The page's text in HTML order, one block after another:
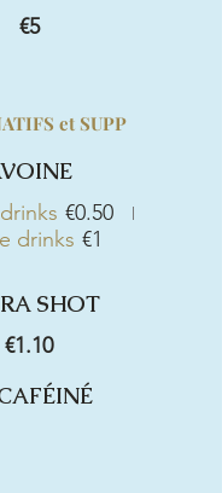
€5
et SUPP
€0.50
drinks €1
SHOT
€1.10